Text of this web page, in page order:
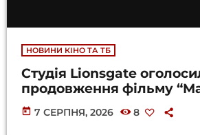
НОВИНИ КІНО ТА ТБ
Студія Lionsgate
продовження фільму
today 7 СЕРПНЯ, 2026 8